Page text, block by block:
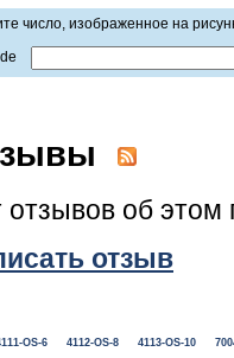
число, изображенное на
отзывов об этом
отзыв
OS-6 4112-OS-8 4113-OS-10